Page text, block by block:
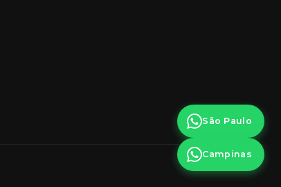
São Paulo
Campinas